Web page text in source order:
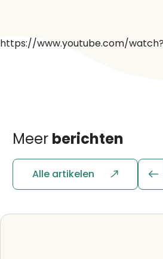
https://www.youtube.com/
Meer berichten
Alle artikelen